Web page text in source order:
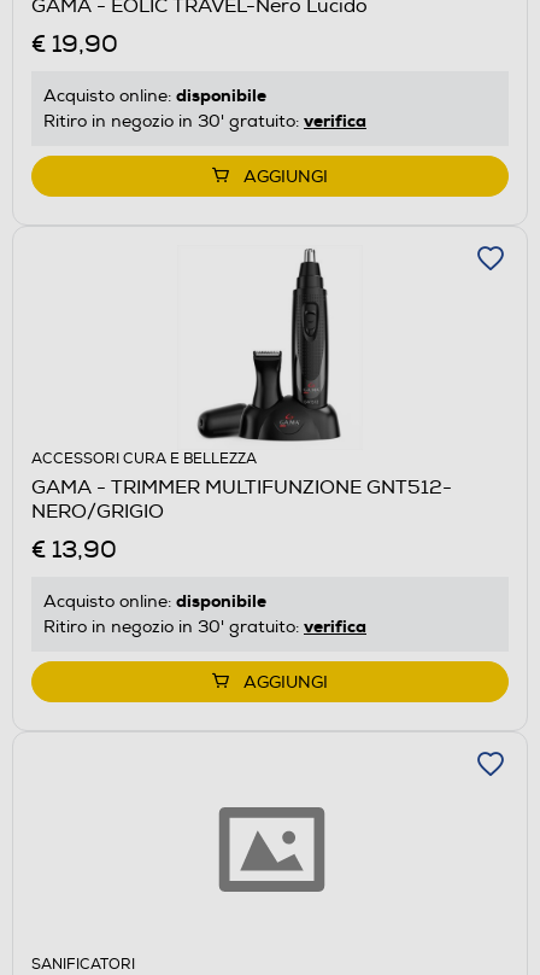
GAMA - EOLIC TRAVEL-Nero Lucido
€ 19,90
Acquisto online: disponibile
Ritiro in negozio in 30' gratuito: verifica
AGGIUNGI
ACCESSORI CURA E BELLEZZA
GAMA - TRIMMER MULTIFUNZIONE GNT512-
NERO/GRIGIO
€ 13,90
Acquisto online: disponibile
Ritiro in negozio in 30' gratuito: verifica
AGGIUNGI
SANIFICATORI